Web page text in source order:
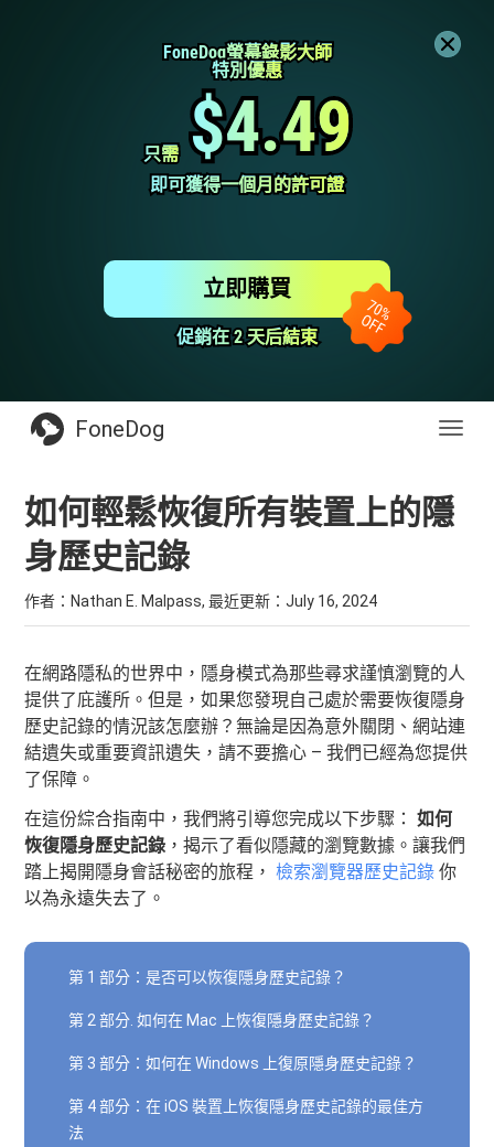
FoneDog螢幕錄影大師
FoneDog螢幕錄影大師
特別優惠
特別優惠
只需
只需 $4.49
$4.49
即可獲得一個月的許可證
即可獲得一個月的許可證
促銷在 2 天后結束
促銷在 2 天后結束
立即購買
FoneDog
如何輕鬆恢復所有裝置上的隱
身歷史記錄
作者：Nathan E. Malpass, 最近更新：July 16, 2024
在網路隱私的世界中，隱身模式為那些尋求謹慎瀏覽的人
提供了庇護所。但是，如果您發現自己處於需要恢復隱身
歷史記錄的情況該怎麼辦？無論是因為意外關閉、網站連
結遺失或重要資訊遺失，請不要擔心 – 我們已經為您提供
了保障。
在這份綜合指南中，我們將引導您完成以下步驟：如何
恢復隱身歷史記錄 ，揭示了看似隱藏的瀏覽數據。讓我們
踏上揭開隱身會話秘密的旅程，檢索瀏覽器歷史記錄 你
以為永遠失去了。
第 1 部分：是否可以恢復隱身歷史記錄？
第 2 部分. 如何在 Mac 上恢復隱身歷史記錄？
第 3 部分：如何在 Windows 上復原隱身歷史記錄？
第 4 部分：在 iOS 裝置上恢復隱身歷史記錄的最佳方
法